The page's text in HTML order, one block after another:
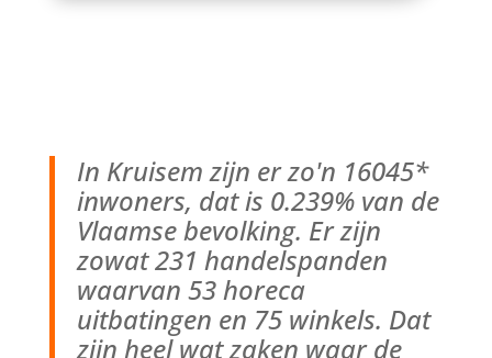
In Kruisem zijn er zo'n 16045*
inwoners, dat is 0.239% van de
Vlaamse bevolking. Er zijn
zowat 231 handelspanden
waarvan 53 horeca
uitbatingen en 75 winkels. Dat
zijn heel wat zaken waar de